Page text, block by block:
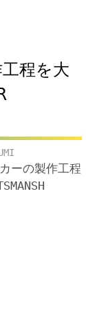
程を大
ーの製作工程